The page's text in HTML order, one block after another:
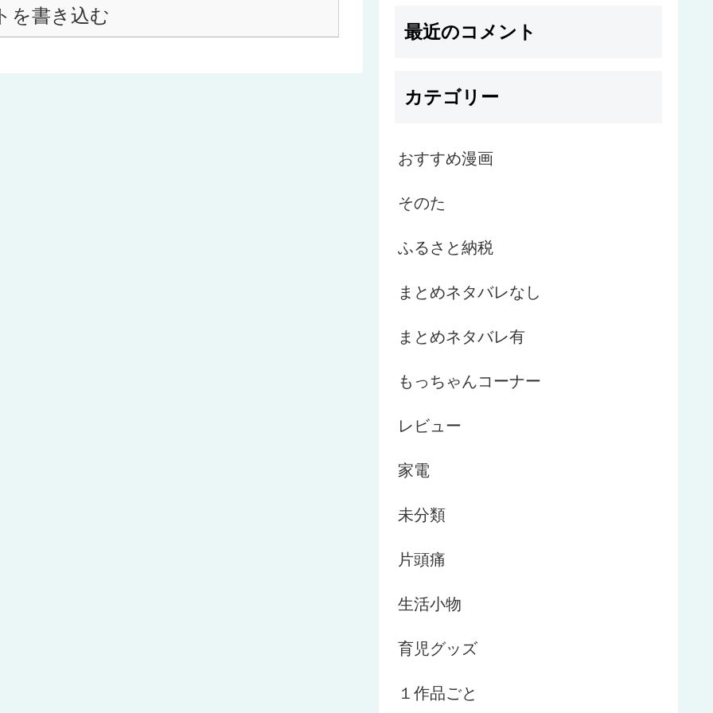
を書き込む
最近のコメント
カテゴリー
おすすめ漫画
そのた
ふるさと納税
まとめネタバレなし
まとめネタバレ有
もっちゃんコーナー
レビュー
家電
未分類
片頭痛
生活小物
育児グッズ
１作品ごと